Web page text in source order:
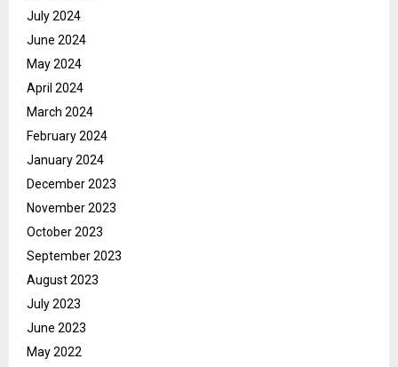
July 2024
June 2024
May 2024
April 2024
March 2024
February 2024
January 2024
December 2023
November 2023
October 2023
September 2023
August 2023
July 2023
June 2023
May 2022